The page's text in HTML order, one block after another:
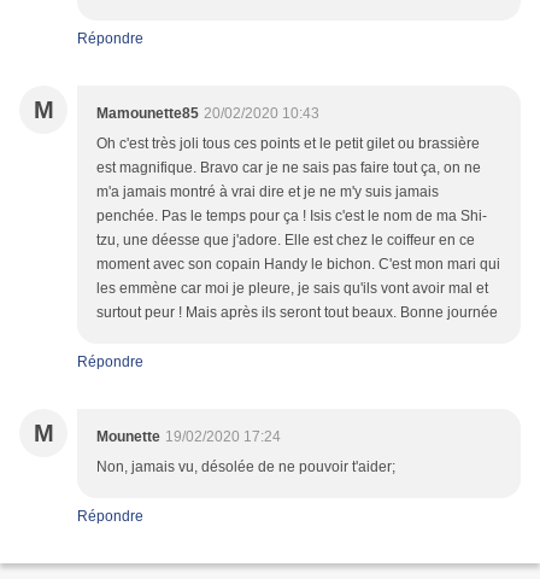
Répondre
M Mamounette85 20/02/2020 10:43
Oh c'est très joli tous ces points et le petit gilet ou brassière
est magnifique. Bravo car je ne sais pas faire tout ça, on ne
m'a jamais montré à vrai dire et je ne m'y suis jamais
penchée. Pas le temps pour ça ! Isis c'est le nom de ma Shi-
tzu, une déesse que j'adore. Elle est chez le coiffeur en ce
moment avec son copain Handy le bichon. C'est mon mari qui
les emmène car moi je pleure, je sais qu'ils vont avoir mal et
surtout peur ! Mais après ils seront tout beaux. Bonne journée
Répondre
M Mounette 19/02/2020 17:24
Non, jamais vu, désolée de ne pouvoir t'aider;
Répondre